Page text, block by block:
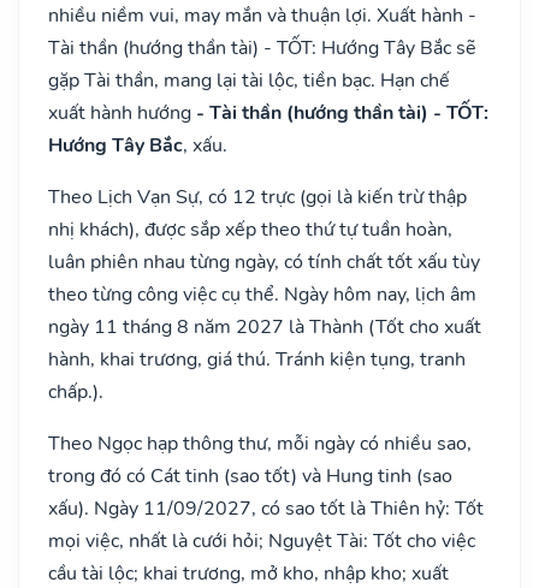
nhiều niềm vui, may mắn và thuận lợi. Xuất hành -
Tài thần (hướng thần tài) - TỐT: Hướng Tây Bắc sẽ
gặp Tài thần, mang lại tài lộc, tiền bạc. Hạn chế
xuất hành hướng - Tài thần (hướng thần tài) - TỐT:
Hướng Tây Bắc, xấu.
Theo Lịch Vạn Sự, có 12 trực (gọi là kiến trừ thập
nhị khách), được sắp xếp theo thứ tự tuần hoàn,
luân phiên nhau từng ngày, có tính chất tốt xấu tùy
theo từng công việc cụ thể. Ngày hôm nay, lịch âm
ngày 11 tháng 8 năm 2027 là Thành (Tốt cho xuất
hành, khai trương, giá thú. Tránh kiện tụng, tranh
chấp.).
Theo Ngọc hạp thông thư, mỗi ngày có nhiều sao,
trong đó có Cát tinh (sao tốt) và Hung tinh (sao
xấu). Ngày 11/09/2027, có sao tốt là Thiên hỷ: Tốt
mọi việc, nhất là cưới hỏi; Nguyệt Tài: Tốt cho việc
cầu tài lộc; khai trương, mở kho, nhập kho; xuất